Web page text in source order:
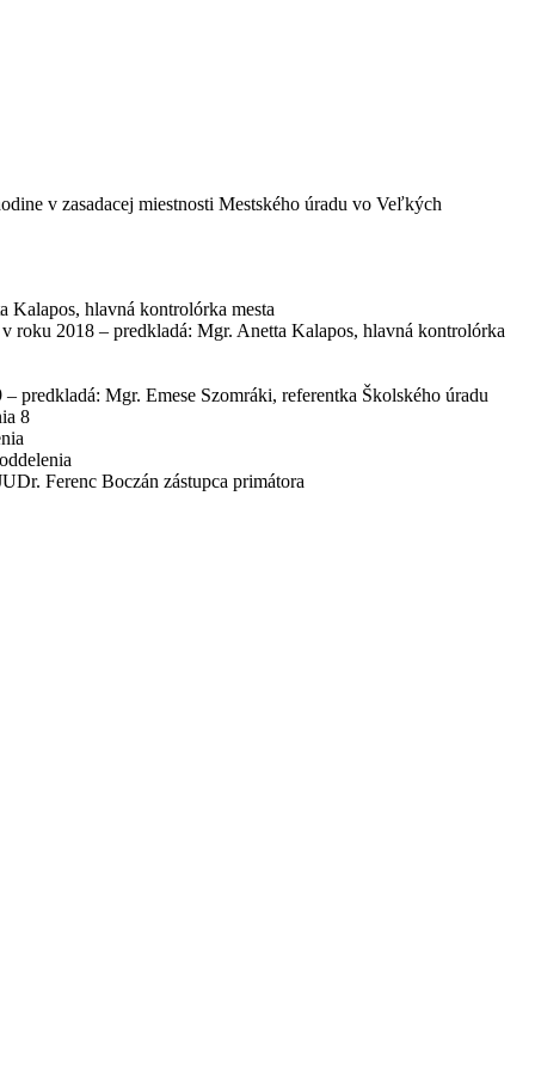
v zasadacej miestnosti Mestského úradu vo Veľkých
Kalapos, hlavná kontrolórka mesta
roku 2018 – predkladá: Mgr. Anetta Kalapos, hlavná kontrolórka
predkladá: Mgr. Emese Szomráki, referentka Školského úradu
8
Ferenc Boczán zástupca primátora